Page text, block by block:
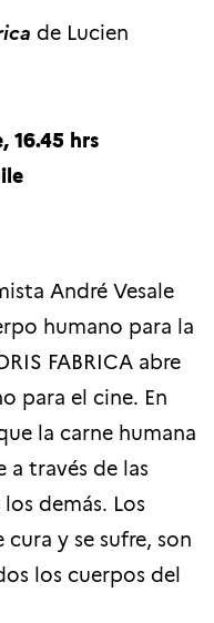
de Lucien
16.45 hrs
André Vesale
humano para la
FABRICA abre
para el cine. En
la carne humana
a través de las
demás. Los
y se sufre, son
los cuerpos del